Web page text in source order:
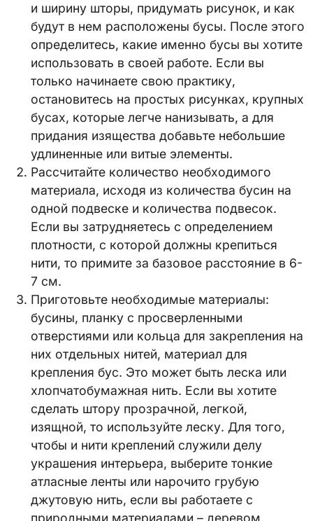
и ширину шторы, придумать рисунок, и как
будут в нем расположены бусы. После этого
определитесь, какие именно бусы вы хотите
использовать в своей работе. Если вы
только начинаете свою практику,
остановитесь на простых рисунках, крупных
бусах, которые легче нанизывать, а для
придания изящества добавьте небольшие
удлиненные или витые элементы.
Рассчитайте количество необходимого
материала, исходя из количества бусин на
одной подвеске и количества подвесок.
Если вы затрудняетесь с определением
плотности, с которой должны крепиться
нити, то примите за базовое расстояние в 6-
7 см.
Приготовьте необходимые материалы:
бусины, планку с просверленными
отверстиями или кольца для закрепления на
них отдельных нитей, материал для
крепления бус. Это может быть леска или
хлопчатобумажная нить. Если вы хотите
сделать штору прозрачной, легкой,
изящной, то используйте леску. Для того,
чтобы и нити креплений служили делу
украшения интерьера, выберите тонкие
атласные ленты или нарочито грубую
джутовую нить, если вы работаете с
природными материалами – деревом,